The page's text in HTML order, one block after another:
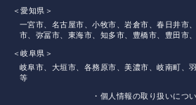
＜愛知県＞
一宮市、名古屋市、小牧市、岩倉市、春日井市
市、弥冨市、東海市、知多市、豊橋市、豊田市
＜岐阜県＞
岐阜市、大垣市、各務原市、美濃市、岐南町、
等
・個人情報の取り扱いにつ